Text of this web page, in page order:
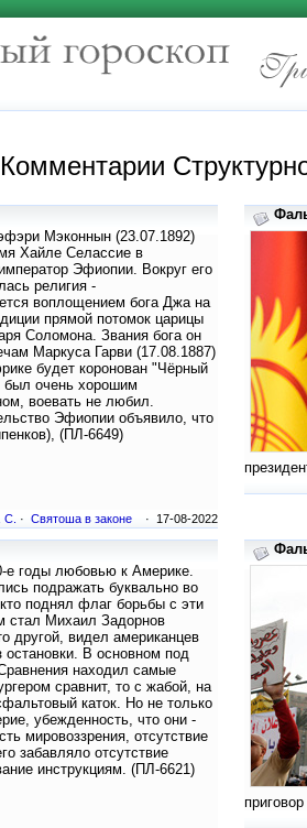
Комментарии
Мэконнын (23.07.1892)
Хайле Селассие в
Эфиопии. Вокруг его
религия -
воплощением бога Джа на
прямой потомок царицы
Соломона. Звания бога он
Маркуса Гарви (17.08.1887)
будет коронован "Чёрный
был очень хорошим
воевать не любил.
Эфиопии объявило, что
(ПЛ-6649)
С. · Святоша в законе · 17-08-2022
е годы любовью к Америке.
подражать буквально во
поднял флаг борьбы с эти
стал Михаил Задорнов
другой, видел американцев
остановки. В основном под
находил самые
сравнит, то с жабой, на
каток. Но не только
убежденность, что они -
мировоззрения, отсутствие
забавляло отсутствие
инструкциям. (ПЛ-6621)